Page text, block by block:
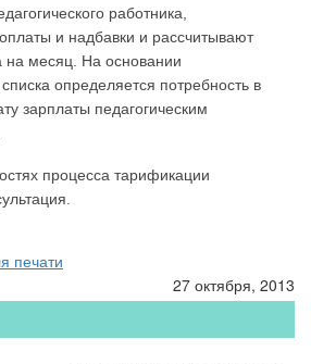
работника,
и надбавки и рассчитывают
месяц. На основании
определяется потребность в
зарплаты педагогическим
процесса тарификации
печати
27 октября, 2013